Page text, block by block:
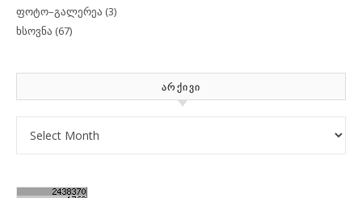
ფოტო–გალერეა (3)
ხსოვნა (67)
ᲐᲠᲥᲘᲕᲘ